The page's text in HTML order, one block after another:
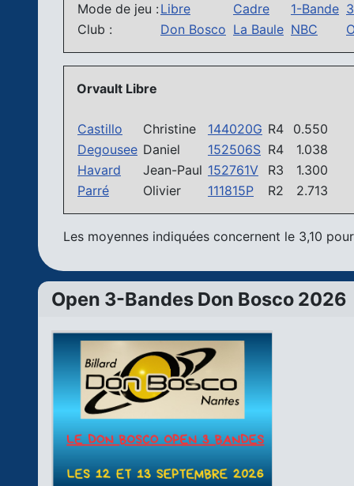
Open 3-Bandes Don Bosco 2026
Mode de jeu : Libre Cadre 1-Bande
Club :
Don Bosco La Baule NBC
Orvault Libre
Castillo Christine 144020G R4
0.550
Degousee Daniel 152506S R4
1.038
Havard
Jean-Paul 152761V R3
1.300
Parré
Olivier 111815P R2 2.713
Les moyennes indiquées concernent le 3,10